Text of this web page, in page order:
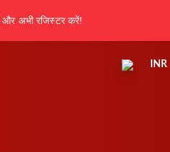
अभी रजिस्टर करें!
INR